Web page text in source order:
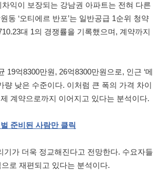
익이 보장되는 강남권 아파트는 전혀 다른
동 ‘오티에르 반포’는 일반공급 1순위 청약
대 1의 경쟁률을 기록했으며, 계약까지
19억8300만원, 26억8300만원으로, 인근 ‘메
량 낮은 수준이다. 이처럼 큰 폭의 가격 차이
계약으로까지 이어지고 있다는 분석이다.
벌 준비된 사람만 클릭
가 더욱 정교해진다고 전망한다. 수요자들
로 재편되고 있다는 분석이다.